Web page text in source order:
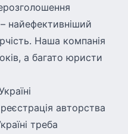
найефективніший
. Наша компанія
а багато юристи
авторства
треба